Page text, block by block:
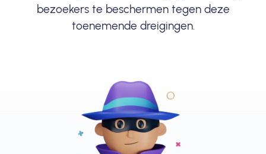
bezoekers te beschermen tegen deze
toenemende dreigingen.